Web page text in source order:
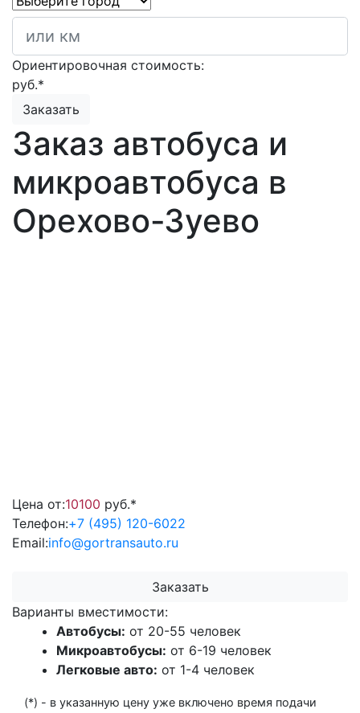
Ориентировочная стоимость:
руб.*
Заказать
Заказ автобуса и
микроавтобуса в
Орехово-Зуево
Цена от:10100 руб.*
Телефон:+7 (495) 120-6022
Email:info@gortransauto.ru
Заказать
Варианты вместимости:
Автобусы: от 20-55 человек
Микроавтобусы: от 6-19 человек
Легковые авто: от 1-4 человек
(*) - в указанную цену уже включено время подачи